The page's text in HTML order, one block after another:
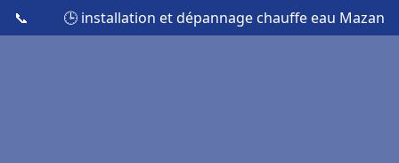
📞 🕒 installation et dépannage chauffe eau Mazan